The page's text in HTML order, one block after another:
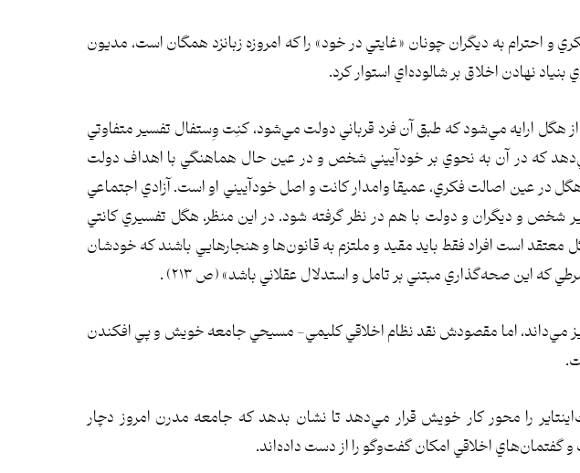
و احترام به ديگران چونان «غايتي در خود» را كه امروزه زبانزد همگان است، مديون
نهادن اخلاق بر شالوده‌اي استوار كرد.
هگل ارايه مي‌شود كه طبق آن فرد قرباني دولت مي‌شود، كنِت وِستفال تفسير متفاوتي
كه در آن به ‌نحوي بر خودآييني شخص و در عين حال هماهنگي با اهداف دولت
در عين اصالت فكري، عميقا وامدار كانت و اصل خودآييني او است. آزادي اجتماعي
و ديگران و دولت با هم در نظر گرفته شود. در اين منظر، هگل تفسيري كانتي
است افراد فقط بايد مقيد و ملتزم به قانون‌ها و هنجارهايي باشند كه خودشان
كه اين صحه‌گذاري مبتني بر تامل و استدلال عقلاني باشد» (ص ۲۱۳) .
مي‌داند، اما مقصودش نقد نظام اخلاقي كليمي- مسيحي جامعه خويش و پي افكندن
را محور كار خويش قرار مي‌دهد تا نشان بدهد كه جامعه مدرن امروز دچار
اخلاقي امكان گفت‌وگو را از دست داده‌اند.